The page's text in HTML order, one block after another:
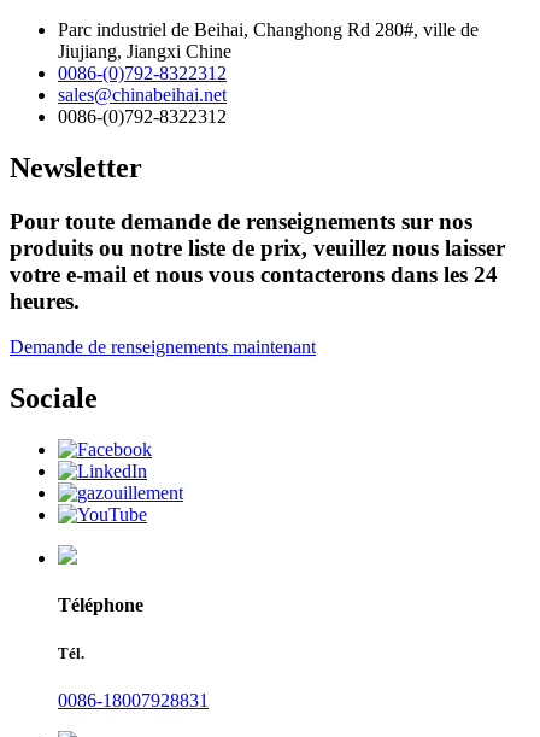
Parc industriel de Beihai, Changhong Rd 280#, ville de
Jiujiang, Jiangxi Chine
0086-(0)792-8322312
sales@chinabeihai.net
0086-(0)792-8322312
Newsletter
Pour toute demande de renseignements sur nos
produits ou notre liste de prix, veuillez nous laisser
votre e-mail et nous vous contacterons dans les 24
heures.
Demande de renseignements maintenant
Sociale
Téléphone
Tél.
0086-18007928831